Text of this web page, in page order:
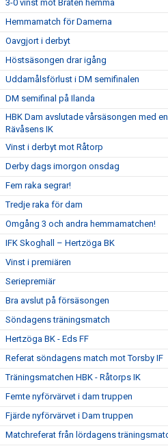
3-0 vinst mot Bråten hemma
Hemmamatch för Damerna
Oavgjort i derbyt
Höstsäsongen drar igång
Uddamålsförlust i DM semifinalen
DM semifinal på Ilanda
HBK Dam avslutade vårsäsongen med
Rävåsens IK
Vinst i derbyt mot Råtorp
Derby dags imorgon onsdag
Fem raka segrar!
Tredje raka för dam
Omgång 3 och andra hemmamatchen!
IFK Skoghall – Hertzöga BK
Vinst i premiären
Seriepremiär
Bra avslut på försäsongen
Söndagens träningsmatch
Hertzöga BK - Eds FF
Referat söndagens match mot Torsby IF
Träningsmatchen HBK - Råtorps IK
Femte nyförvärvet i dam truppen
Fjärde nyförvärvet i Dam truppen
Matchreferat från lördagens